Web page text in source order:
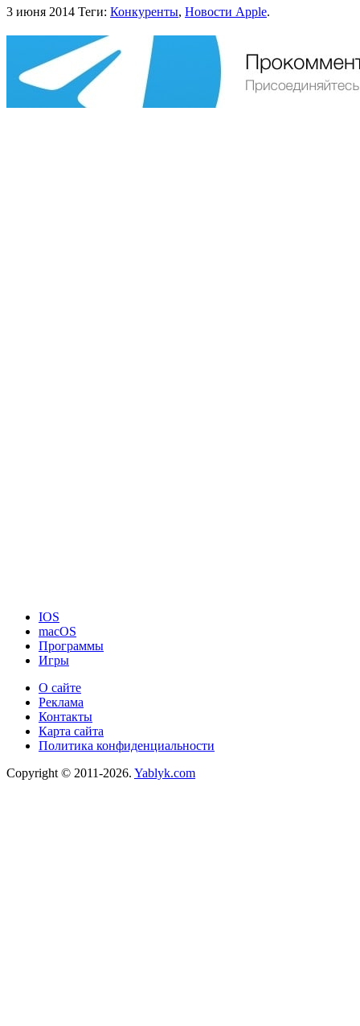
3 июня 2014 Теги: Конкуренты, Новости Apple.
IOS
macOS
Программы
Игры
О сайте
Реклама
Контакты
Карта сайта
Политика конфиденциальности
Copyright © 2011-2026. Yablyk.сom